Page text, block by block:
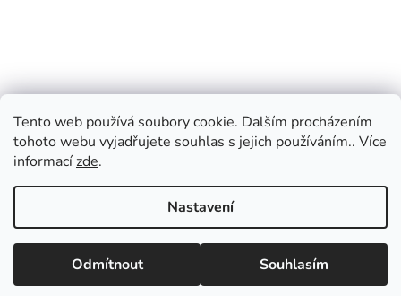
Tento web používá soubory cookie. Dalším procházením
tohoto webu vyjadřujete souhlas s jejich používáním.. Více
informacízde.
Nastavení
Odmítnout Souhlasím